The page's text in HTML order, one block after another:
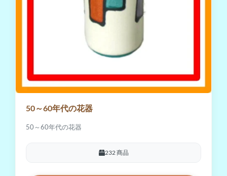
50～60年代の花器
50～60年代の花器
232 商品